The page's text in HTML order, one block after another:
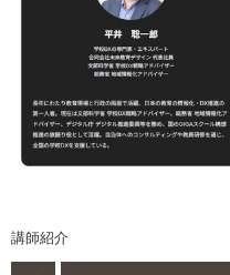
講師紹介